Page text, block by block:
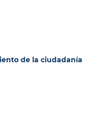
de la ciudadanía